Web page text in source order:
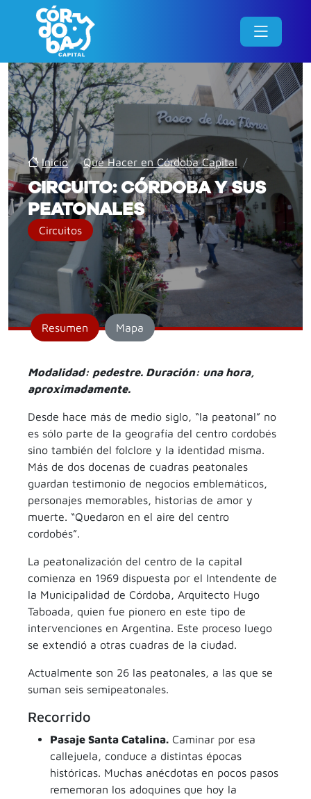
Inicio / Qué Hacer en Córdoba Capital /
CIRCUITO: CÓRDOBA Y SUS
PEATONALES
Circuitos
Resumen Mapa
Modalidad: pedestre. Duración: una hora,
aproximadamente.
Desde hace más de medio siglo, “la peatonal” no
es sólo parte de la geografía del centro cordobés
sino también del folclore y la identidad misma.
Más de dos docenas de cuadras peatonales
guardan testimonio de negocios emblemáticos,
personajes memorables, historias de amor y
muerte. “Quedaron en el aire del centro
cordobés”.
La peatonalización del centro de la capital
comienza en 1969 dispuesta por el Intendente de
la Municipalidad de Córdoba, Arquitecto Hugo
Taboada, quien fue pionero en este tipo de
intervenciones en Argentina. Este proceso luego
se extendió a otras cuadras de la ciudad.
Actualmente son 26 las peatonales, a las que se
suman seis semipeatonales.
Recorrido
Pasaje Santa Catalina. Caminar por esa
callejuela, conduce a distintas épocas
históricas. Muchas anécdotas en pocos pasos
rememoran los adoquines que hoy la